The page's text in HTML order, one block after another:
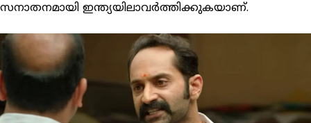
സനാതനമായി ഇന്ത്യയിലാവര്‍ത്തിക്കുകയാണ്.